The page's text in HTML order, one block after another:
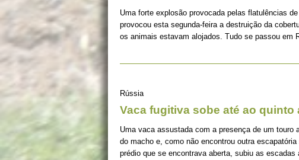
Uma forte explosão provocada pelas flatulências
provocou esta segunda-feira a destruição da
os animais estavam alojados. Tudo se passou em
Rússia
Vaca fugitiva sobe até ao quinto
Uma vaca assustada com a presença de um touro
do macho e, como não encontrou outra
prédio que se encontrava aberta, subiu as escadas